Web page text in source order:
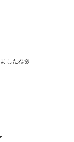
したね🌸